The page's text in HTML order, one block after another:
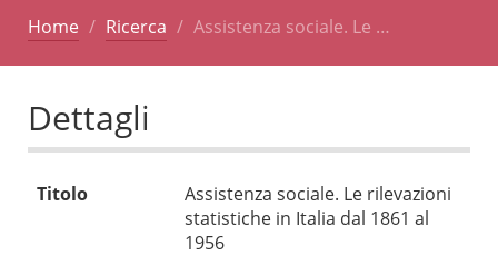
Home Ricerca Assistenza sociale. Le …
Dettagli
Titolo
Assistenza sociale. Le rilevazioni
statistiche in Italia dal 1861 al
1956